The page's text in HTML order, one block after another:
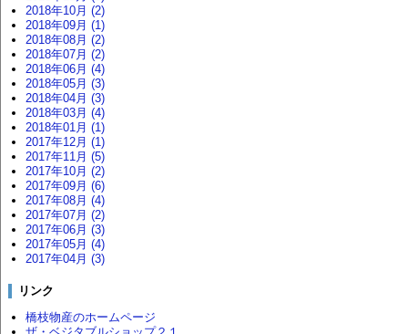
2018年10月 (2)
2018年09月 (1)
2018年08月 (2)
2018年07月 (2)
2018年06月 (4)
2018年05月 (3)
2018年04月 (3)
2018年03月 (4)
2018年01月 (1)
2017年12月 (1)
2017年11月 (5)
2017年10月 (2)
2017年09月 (6)
2017年08月 (4)
2017年07月 (2)
2017年06月 (3)
2017年05月 (4)
2017年04月 (3)
リンク
橋枝物産のホームページ